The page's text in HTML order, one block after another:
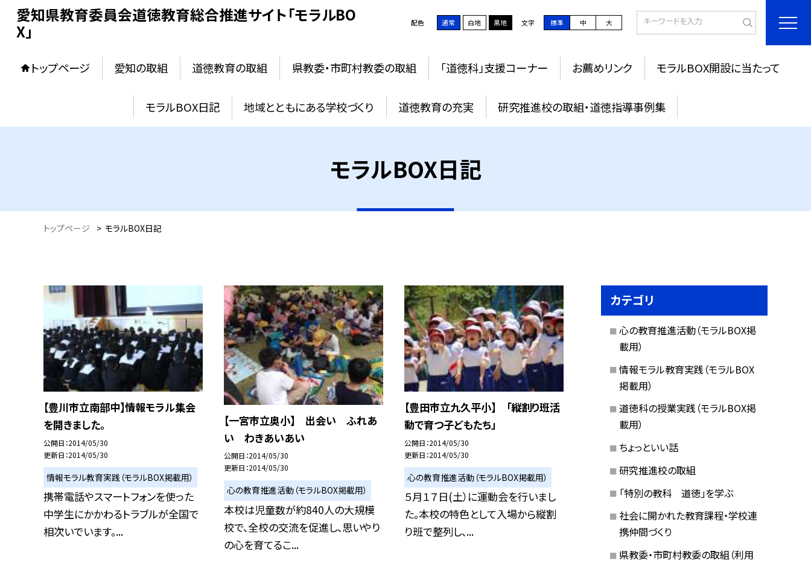
愛知県教育委員会道徳教育総合推進サイト「モラルBO
X」
配色 通常 白地 黒地 文字 標準 中 大
トップページ 愛知の取組 道徳教育の取組 県教委・市町村教委の取組 「道徳科」支援コーナー お薦めリンク モラルBOX開設に当たって
モラルBOX日記 地域とともにある学校づくり 道徳教育の充実 研究推進校の取組・道徳指導事例集
モラルBOX日記
トップページ > モラルBOX日記
【豊川市立南部中】情報モラル集会
を開きました。
公開日 2014/05/30
更新日 2014/05/30
情報モラル教育実践（モラルBOX掲載用）
携帯電話やスマートフォンを使った
中学生にかかわるトラブルが全国で
相次いでいます。...
【一宮市立奥小】 出会い ふれあ
い わきあいあい
公開日 2014/05/30
更新日 2014/05/30
心の教育推進活動（モラルBOX掲載用）
本校は児童数が約840人の大規模
校で、全校の交流を促進し、思いやり
の心を育てるこ...
【豊田市立九久平小】 「縦割り班活
動で育つ子どもたち」
公開日 2014/05/30
更新日 2014/05/30
心の教育推進活動（モラルBOX掲載用）
５月１７日(土）に運動会を行いまし
た。本校の特色として入場から縦割
り班で整列し、...
カテゴリ
心の教育推進活動（モラルBOX掲
載用）
情報モラル教育実践（モラルBOX
掲載用）
道徳科の授業実践（モラルBOX掲
載用）
ちょっといい話
研究推進校の取組
「特別の教科 道徳」を学ぶ
社会に開かれた教育課程・学校連
携仲間づくり
県教委・市町村教委の取組（利用